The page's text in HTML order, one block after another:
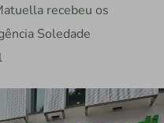
recebeu os
Soledade